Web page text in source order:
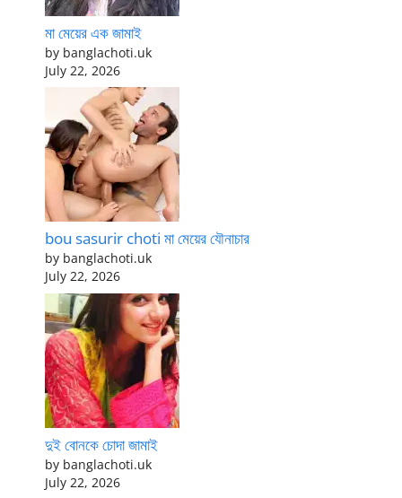
মা মেয়ের এক জামাই
by banglachoti.uk
July 22, 2026
bou sasurir choti মা মেয়ের যৌনাচার
by banglachoti.uk
July 22, 2026
দুই বোনকে চোদা জামাই
by banglachoti.uk
July 22, 2026